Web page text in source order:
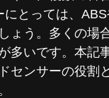
ン 1年点検 ア
とっては、
ょう。多くの場
多いです。本
センサーの役割